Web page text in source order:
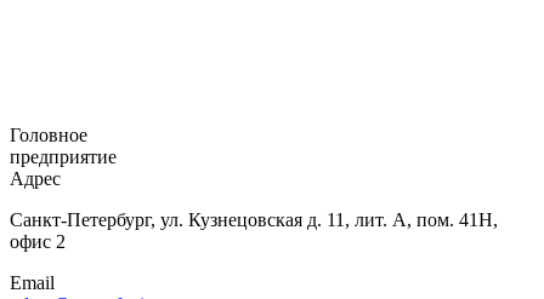
Головное
предприятие
Адрес
Санкт-Петербург, ул. Кузнецовская д. 11, лит. А, пом. 41Н,
офис 2
Email